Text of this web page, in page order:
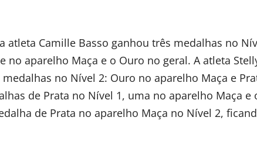
atleta Camille Basso ganhou três medalhas no
no aparelho Maça e o Ouro no geral. A atleta
no Nível 2: Ouro no aparelho Maça e
de Prata no Nível 1, uma no aparelho Maça e
de Prata no aparelho Maça no Nível 2,